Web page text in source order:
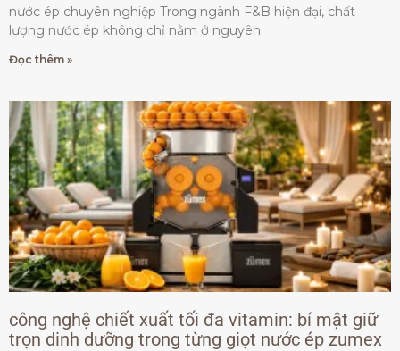
nước ép chuyên nghiệp Trong ngành F&B hiện đại, chất
lượng nước ép không chỉ nằm ở nguyên
Đọc thêm »
công nghệ chiết xuất tối đa vitamin: bí mật giữ
trọn dinh dưỡng trong từng giọt nước ép zumex